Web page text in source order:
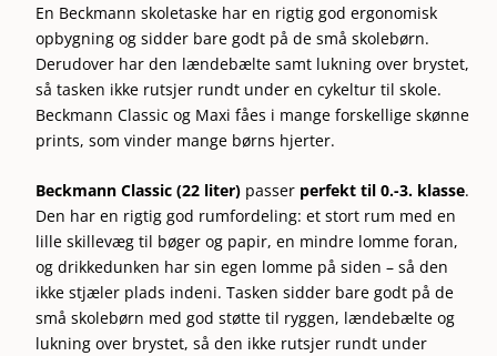
En Beckmann skoletaske har en rigtig god ergonomisk
opbygning og sidder bare godt på de små skolebørn.
Derudover har den lændebælte samt lukning over brystet,
så tasken ikke rutsjer rundt under en cykeltur til skole.
Beckmann Classic og Maxi fåes i mange forskellige skønne
prints, som vinder mange børns hjerter.
Beckmann Classic (22 liter) passer perfekt til 0.-3. klasse.
Den har en rigtig god rumfordeling: et stort rum med en
lille skillevæg til bøger og papir, en mindre lomme foran,
og drikkedunken har sin egen lomme på siden – så den
ikke stjæler plads indeni. Tasken sidder bare godt på de
små skolebørn med god støtte til ryggen, lændebælte og
lukning over brystet, så den ikke rutsjer rundt under